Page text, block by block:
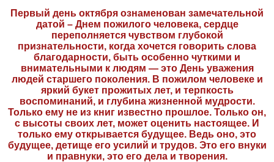
Первый день октября ознаменован замечательной
датой – Днем пожилого человека, сердце
переполняется чувством глубокой
признательности, когда хочется говорить слова
благодарности, быть особенно чуткими и
внимательными к людям — это День уважения
людей старшего поколения. В пожилом человеке и
яркий букет прожитых лет, и терпкость
воспоминаний, и глубина жизненной мудрости.
Только ему не из книг известно прошлое. Только он,
с высоты своих лет, может оценить настоящее. И
только ему открывается будущее. Ведь оно, это
будущее, детище его усилий и трудов. Это его внуки
и правнуки, это его дела и творения.